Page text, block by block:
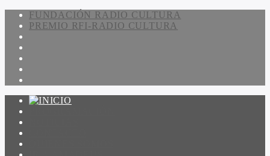
FUNDACIÓN RADIO CULTURA
PREMIO RFI-RADIO CULTURA